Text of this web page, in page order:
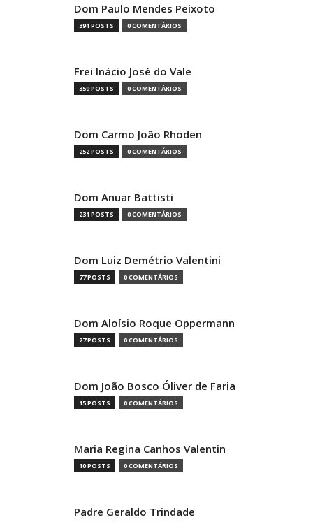
Dom Paulo Mendes Peixoto
391 POSTS 0 COMENTÁRIOS
Frei Inácio José do Vale
359 POSTS 0 COMENTÁRIOS
Dom Carmo João Rhoden
252 POSTS 0 COMENTÁRIOS
Dom Anuar Battisti
231 POSTS 0 COMENTÁRIOS
Dom Luiz Demétrio Valentini
77 POSTS 0 COMENTÁRIOS
Dom Aloísio Roque Oppermann
27 POSTS 0 COMENTÁRIOS
Dom João Bosco Óliver de Faria
15 POSTS 0 COMENTÁRIOS
Maria Regina Canhos Valentin
10 POSTS 0 COMENTÁRIOS
Padre Geraldo Trindade